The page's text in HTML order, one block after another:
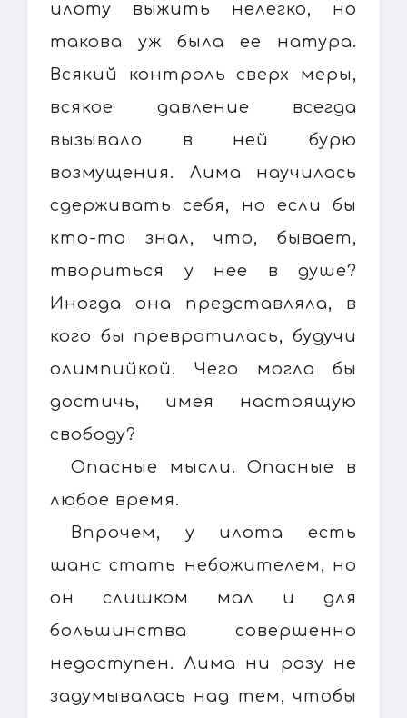
илоту выжить нелегко, но
такова уж была ее натура.
Всякий контроль сверх меры,
всякое давление всегда
вызывало в ней бурю
возмущения. Лима научилась
сдерживать себя, но если бы
кто-то знал, что, бывает,
твориться у нее в душе?
Иногда она представляла, в
кого бы превратилась, будучи
олимпийкой. Чего могла бы
достичь, имея настоящую
свободу?
Опасные мысли. Опасные в
любое время.
Впрочем, у илота есть
шанс стать небожителем, но
он слишком мал и для
большинства совершенно
недоступен. Лима ни разу не
задумывалась над тем, чтобы